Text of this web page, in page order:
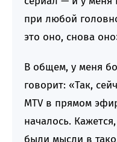
при любой
это оно, снова
В общем, у меня
говорит: «Так,
MTV в прямом
началось.
были мысли в